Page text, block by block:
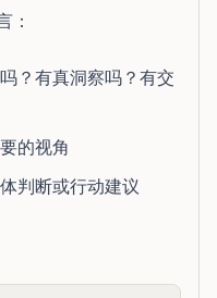
：
？有真洞察吗？有交
的视角
判断或行动建议